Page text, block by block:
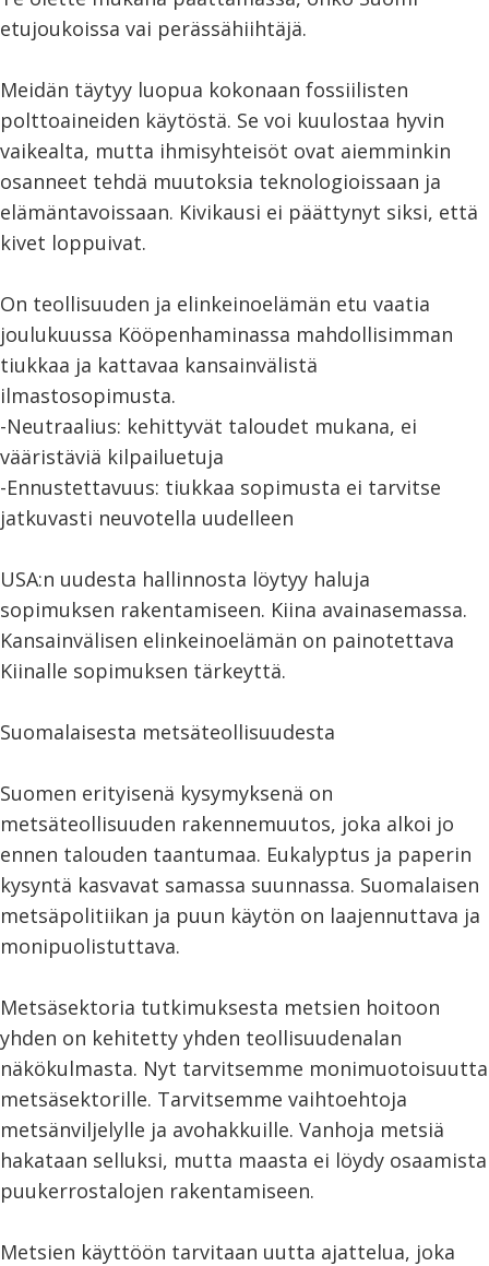
etujoukoissa vai perässähiihtäjä.
Meidän täytyy luopua kokonaan fossiilisten
polttoaineiden käytöstä. Se voi kuulostaa hyvin
vaikealta, mutta ihmisyhteisöt ovat aiemminkin
osanneet tehdä muutoksia teknologioissaan ja
elämäntavoissaan. Kivikausi ei päättynyt siksi, että
kivet loppuivat.
On teollisuuden ja elinkeinoelämän etu vaatia
joulukuussa Kööpenhaminassa mahdollisimman
tiukkaa ja kattavaa kansainvälistä
ilmastosopimusta.
-Neutraalius: kehittyvät taloudet mukana, ei
vääristäviä kilpailuetuja
-Ennustettavuus: tiukkaa sopimusta ei tarvitse
jatkuvasti neuvotella uudelleen
USA:n uudesta hallinnosta löytyy haluja
sopimuksen rakentamiseen. Kiina avainasemassa.
Kansainvälisen elinkeinoelämän on painotettava
Kiinalle sopimuksen tärkeyttä.
Suomalaisesta metsäteollisuudesta
Suomen erityisenä kysymyksenä on
metsäteollisuuden rakennemuutos, joka alkoi jo
ennen talouden taantumaa. Eukalyptus ja paperin
kysyntä kasvavat samassa suunnassa. Suomalaisen
metsäpolitiikan ja puun käytön on laajennuttava ja
monipuolistuttava.
Metsäsektoria tutkimuksesta metsien hoitoon
yhden on kehitetty yhden teollisuudenalan
näkökulmasta. Nyt tarvitsemme monimuotoisuutta
metsäsektorille. Tarvitsemme vaihtoehtoja
metsänviljelylle ja avohakkuille. Vanhoja metsiä
hakataan selluksi, mutta maasta ei löydy osaamista
puukerrostalojen rakentamiseen.
Metsien käyttöön tarvitaan uutta ajattelua, joka